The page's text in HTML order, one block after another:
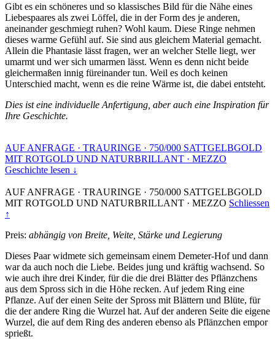
Gibt es ein schöneres und so klassisches Bild für die Nähe eines
Liebespaares als zwei Löffel, die in der Form des je anderen,
aneinander geschmiegt ruhen? Wohl kaum. Diese Ringe nehmen
dieses warme Gefühl auf. Sie sind aus gleichem Material gemacht.
Allein die Phantasie lässt fragen, wer an welcher Stelle liegt, wer
umarmt und wer sich umarmen lässt. Wenn es denn nicht beide
gleichermaßen innig füreinander tun. Weil es doch keinen
Unterschied macht, wenn es die reine Wärme ist, die dabei entsteht.
Dies ist eine individuelle Anfertigung, aber auch eine Inspiration für
Ihre Geschichte.
AUF ANFRAGE · TRAURINGE · 750/000 SATTGELBGOLD
MIT ROTGOLD UND NATURBRILLANT · MEZZO
Geschichte lesen ↓
AUF ANFRAGE · TRAURINGE · 750/000 SATTGELBGOLD
MIT ROTGOLD UND NATURBRILLANT · MEZZO Schliessen
↑
Preis: abhängig von Breite, Weite, Stärke und Legierung
Dieses Paar widmete sich gemeinsam einem Demeter-Hof und dann
war da auch noch die Liebe. Beides jung und kräftig wachsend. So
wie auch ihre drei Kinder, für die die drei Blätter des Pflänzchens
aus dem Spross sich in die Höhe recken. Auf jedem Ring eine
Pflanze. Auf der einen Seite der Spross mit Blättern und Blüte, für
die der andere Ring die Wurzel hat. Auf der anderen Seite die eigene
Wurzel, die auf dem Ring des anderen ebenso als Pflänzchen empor
sprießt.